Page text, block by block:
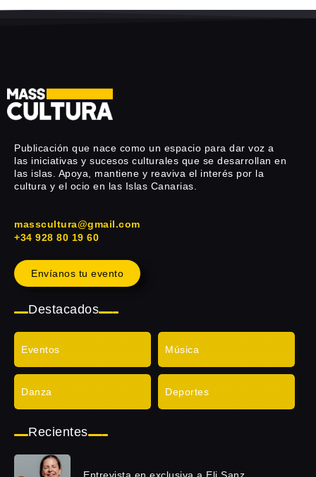
Publicación que nace como un espacio para dar voz a
las iniciativas y sucesos culturales que se desarrollan en
las islas. Apoya, mantiene y reaviva el interés por la
cultura y el ocio en las Islas Canarias.
masscultura@gmail.com
+34 928 80 19 60
Envíanos tu evento
Destacados
Eventos Música
Danza Deportes
Recientes
Entrevista en exclusiva a Eli Sanz